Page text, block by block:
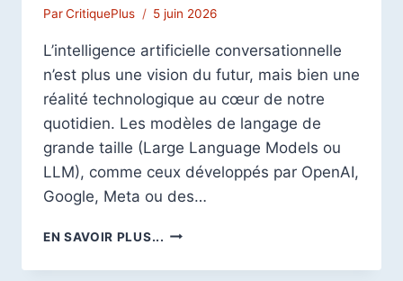
ParCritiquePlus 5 juin 2026
L’intelligence artificielle conversationnelle
n’est plus une vision du futur, mais bien une
réalité technologique au cœur de notre
quotidien. Les modèles de langage de
grande taille (Large Language Models ou
LLM), comme ceux développés par OpenAI,
Google, Meta ou des…
EN SAVOIR PLUS... INTRODUCTION
DÉPLOIEMENT